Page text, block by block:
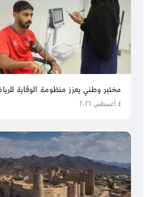
مختبر وطني يعزز منظومة الوقاية
٤ أغسطس ٢٠٢٦